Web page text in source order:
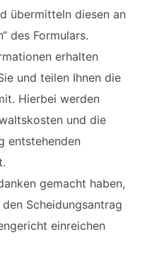
übermitteln diesen an
des Formulars.
erhalten
und teilen Ihnen die
Hierbei werden
und die
entstehenden
gemacht haben,
Scheidungsantrag
einreichen